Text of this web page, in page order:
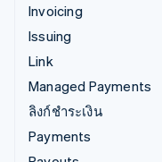
Invoicing
Issuing
Link
Managed Payments
ลิงก์ชำระเงิน
Payments